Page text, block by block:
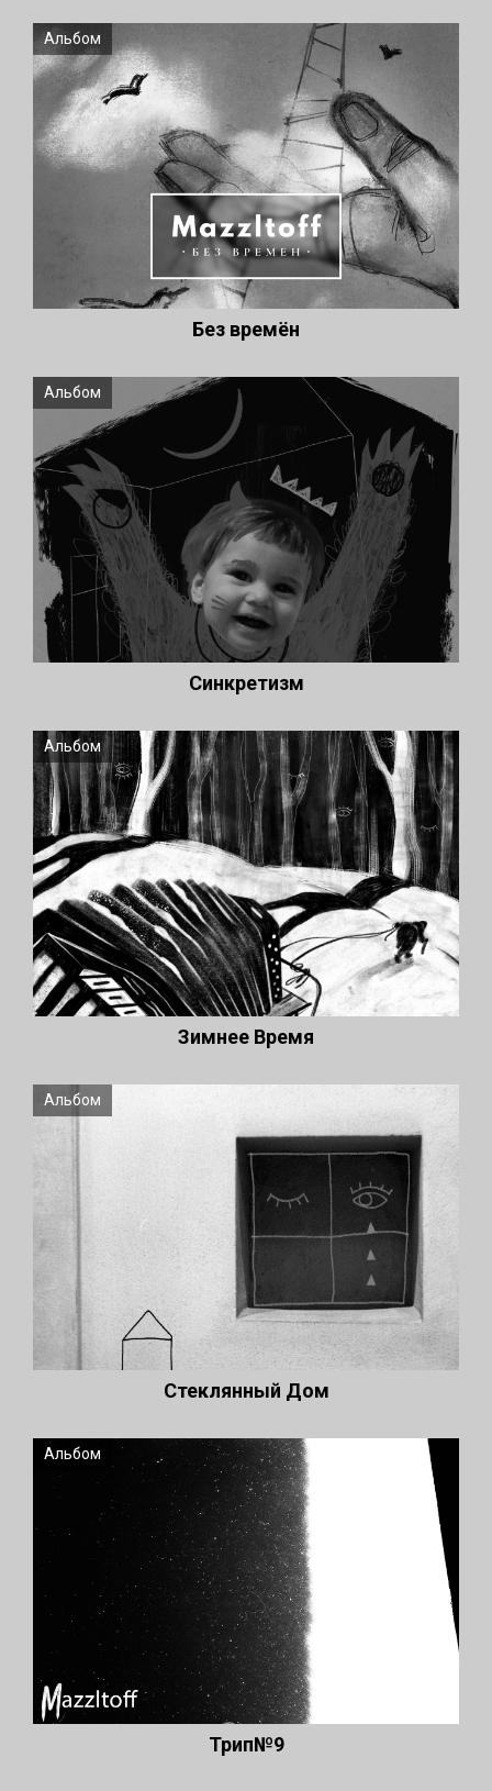
Альбом
Без времён
Альбом
Синкретизм
Альбом
Зимнее Время
Альбом
Стеклянный Дом
Альбом
Трип№9